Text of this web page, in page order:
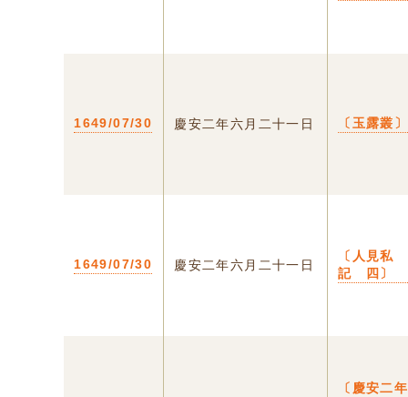
1649/07/30 慶安二年六月二十一日 〔玉露叢〕
1649/07/30 慶安二年六月二十一日
〔人見私
記 四〕
〔慶安二年